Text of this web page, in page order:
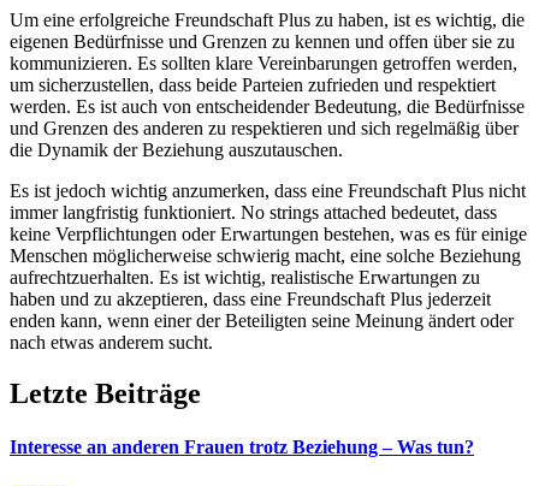
Um eine erfolgreiche Freundschaft Plus zu haben, ist es wichtig, die
eigenen Bedürfnisse und Grenzen zu kennen und offen über sie zu
kommunizieren. Es sollten klare Vereinbarungen getroffen werden,
um sicherzustellen, dass beide Parteien zufrieden und respektiert
werden. Es ist auch von entscheidender Bedeutung, die Bedürfnisse
und Grenzen des anderen zu respektieren und sich regelmäßig über
die Dynamik der Beziehung auszutauschen.
Es ist jedoch wichtig anzumerken, dass eine Freundschaft Plus nicht
immer langfristig funktioniert. No strings attached bedeutet, dass
keine Verpflichtungen oder Erwartungen bestehen, was es für einige
Menschen möglicherweise schwierig macht, eine solche Beziehung
aufrechtzuerhalten. Es ist wichtig, realistische Erwartungen zu
haben und zu akzeptieren, dass eine Freundschaft Plus jederzeit
enden kann, wenn einer der Beteiligten seine Meinung ändert oder
nach etwas anderem sucht.
Letzte Beiträge
Interesse an anderen Frauen trotz Beziehung – Was tun?